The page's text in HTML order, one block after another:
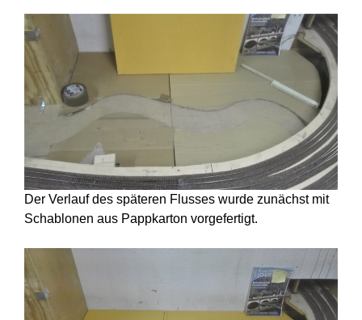
Der Verlauf des späteren Flusses wurde zunächst mit
Schablonen aus Pappkarton vorgefertigt.